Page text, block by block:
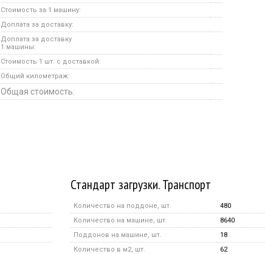
Стоимость за 1 машину:
Доплата за доставку:
Доплата за доставку
1 машины:
Стоимость 1 шт. с доставкой:
Общий километраж:
Общая стоимость:
Стандарт загрузки. Транспорт
Количество на поддоне, шт.
480
Количество на машине, шт.
8640
Поддонов на машине, шт.
18
Количество в м2, шт.
62